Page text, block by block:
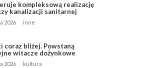
kompleksową realizację
kanalizacji sanitarnej
2026 inne
coraz bliżej. Powstaną
witacze dożynkowe
2026 kultura